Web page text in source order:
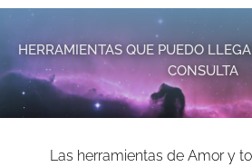
HERRAMIENTAS QUE PUEDO
CONSULTA
Las herramientas de Amor y